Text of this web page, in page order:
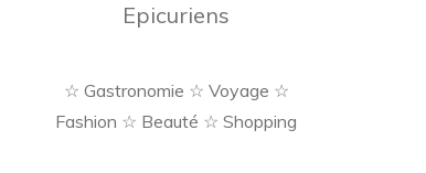
Epicuriens
☆ Gastronomie ☆ Voyage ☆
Fashion ☆ Beauté ☆ Shopping